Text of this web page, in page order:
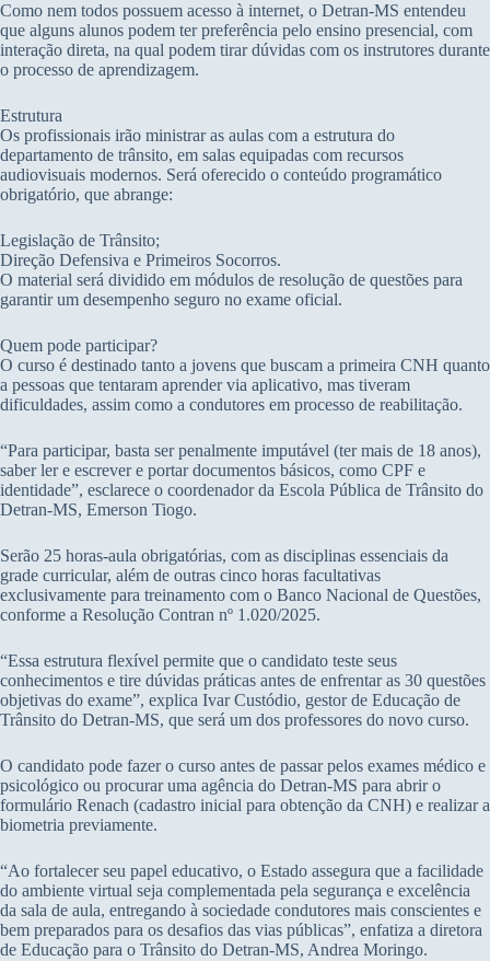
Como nem todos possuem acesso à internet, o Detran-MS entendeu
que alguns alunos podem ter preferência pelo ensino presencial, com
interação direta, na qual podem tirar dúvidas com os instrutores durante
o processo de aprendizagem.
Estrutura
Os profissionais irão ministrar as aulas com a estrutura do
departamento de trânsito, em salas equipadas com recursos
audiovisuais modernos. Será oferecido o conteúdo programático
obrigatório, que abrange:
Legislação de Trânsito;
Direção Defensiva e Primeiros Socorros.
O material será dividido em módulos de resolução de questões para
garantir um desempenho seguro no exame oficial.
Quem pode participar?
O curso é destinado tanto a jovens que buscam a primeira CNH quanto
a pessoas que tentaram aprender via aplicativo, mas tiveram
dificuldades, assim como a condutores em processo de reabilitação.
“Para participar, basta ser penalmente imputável (ter mais de 18 anos),
saber ler e escrever e portar documentos básicos, como CPF e
identidade”, esclarece o coordenador da Escola Pública de Trânsito do
Detran-MS, Emerson Tiogo.
Serão 25 horas-aula obrigatórias, com as disciplinas essenciais da
grade curricular, além de outras cinco horas facultativas
exclusivamente para treinamento com o Banco Nacional de Questões,
conforme a Resolução Contran nº 1.020/2025.
“Essa estrutura flexível permite que o candidato teste seus
conhecimentos e tire dúvidas práticas antes de enfrentar as 30 questões
objetivas do exame”, explica Ivar Custódio, gestor de Educação de
Trânsito do Detran-MS, que será um dos professores do novo curso.
O candidato pode fazer o curso antes de passar pelos exames médico e
psicológico ou procurar uma agência do Detran-MS para abrir o
formulário Renach (cadastro inicial para obtenção da CNH) e realizar a
biometria previamente.
“Ao fortalecer seu papel educativo, o Estado assegura que a facilidade
do ambiente virtual seja complementada pela segurança e excelência
da sala de aula, entregando à sociedade condutores mais conscientes e
bem preparados para os desafios das vias públicas”, enfatiza a diretora
de Educação para o Trânsito do Detran-MS, Andrea Moringo.